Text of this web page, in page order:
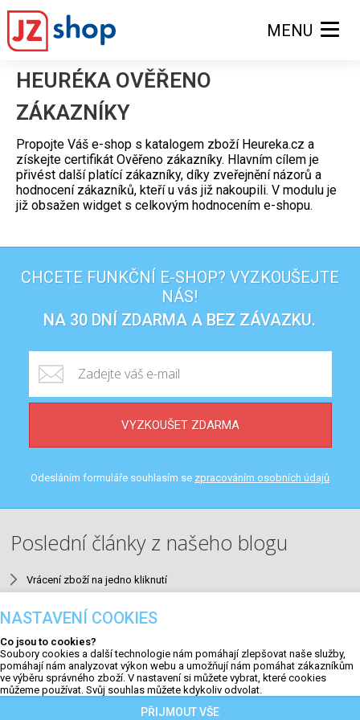
MENU
HEURÉKA OVĚŘENO
ZÁKAZNÍKY
Propojte Váš e-shop s katalogem zboží Heureka.cz a
získejte certifikát Ověřeno zákazníky. Hlavním cílem je
přivést další platící zákazníky, díky zveřejnění názorů a
hodnocení zákazníků, kteří u vás již nakoupili. V modulu je
již obsažen widget s celkovým hodnocením e-shopu.
CHCETE FUNKČNÍ E-SHOP? VYZKOUŠEJTE
NÁS!
NA 30 DNÍ ZDARMA A BEZ ZÁVAZKU.
VYZKOUŠET ZDARMA
Odesláním formuláře souhlasím se zpracováním osobních údajů
Poslední články z našeho blogu
Vrácení zboží na jedno kliknutí
Aktualizace #23
QR kódy na faktuře a výzvy k úhradě
NASTAVENÍ COOKIES
Co jsou to cookies?
Soubory cookies a další technologie nám pomáhají zlepšovat naše služby,
pomáhají nám analyzovat výkon webu a umožňují nám pomáhat zákazníkům
ve výběru správného zboží. V nastavení si můžete vybrat, které cookies
můžeme používat. Svůj souhlas můžete kdykoliv odvolat.
PŘIJMOUT VŠE